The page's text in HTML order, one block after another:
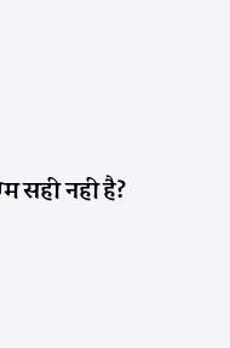
सही नही है?